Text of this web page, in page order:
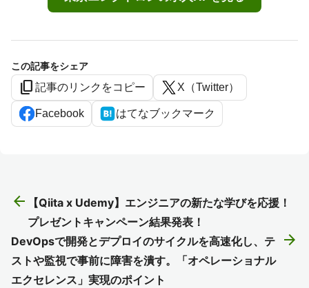
この記事をシェア
content_copy 記事のリンクをコピー X（Twitter）
Facebook はてなブックマーク
arrow_back
【Qiita x Udemy】エンジニアの新たな学びを応援！
プレゼントキャンペーン結果発表！
arrow_forward
DevOpsで開発とデプロイのサイクルを高速化し、テ
ストや監視で事前に障害を潰す。「オペレーショナル
エクセレンス」実現のポイント